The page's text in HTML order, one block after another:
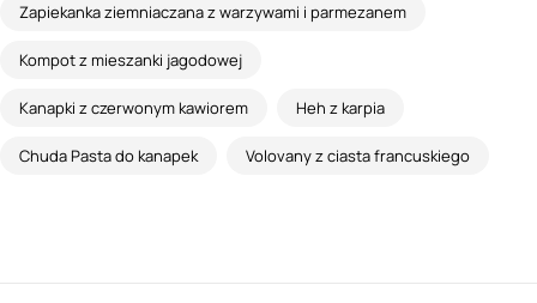
Zapiekanka ziemniaczana z warzywami i parmezanem
Kompot z mieszanki jagodowej
Kanapki z czerwonym kawiorem Heh z karpia
Chuda Pasta do kanapek Volovany z ciasta francuskiego